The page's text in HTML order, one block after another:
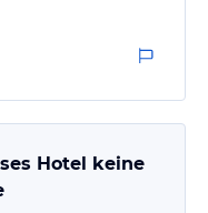
Hotel keine